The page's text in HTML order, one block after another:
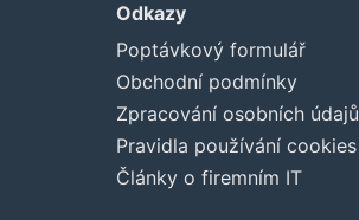
Odkazy
Poptávkový formulář
Obchodní podmínky
Zpracování osobních údajů
Pravidla používání cookies
Články o firemním IT